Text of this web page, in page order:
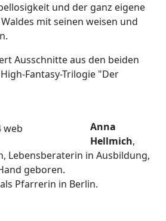
und der ganz eigene
mit seinen weisen und
Ausschnitte aus den beiden
Fantasy-Trilogie "Der
Anna
Hellmich,
Lebensberaterin in Ausbildung,
geboren.
Pfarrerin in Berlin.